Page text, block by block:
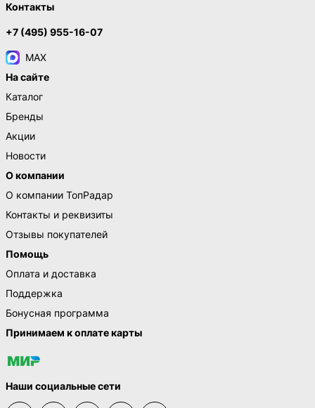
Контакты
+7 (495) 955-16-07
MAX
На сайте
Каталог
Бренды
Акции
Новости
О компании
О компании ТопРадар
Контакты и реквизиты
Отзывы покупателей
Помощь
Оплата и доставка
Поддержка
Бонусная программа
Принимаем к оплате карты
Наши социальные сети